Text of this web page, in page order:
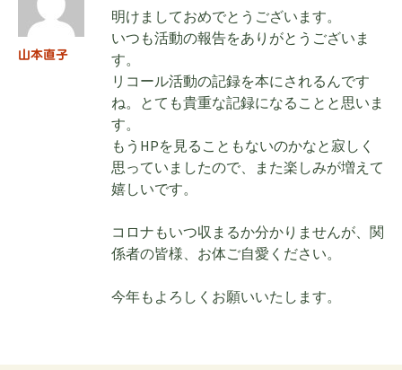
ビ
山本直子
明けましておめでとうございます。
いつも活動の報告をありがとうございま
す。
リコール活動の記録を本にされるんです
ね。とても貴重な記録になることと思いま
す。
もうHPを見ることもないのかなと寂しく
思っていましたので、また楽しみが増えて
嬉しいです。
コロナもいつ収まるか分かりませんが、関
係者の皆様、お体ご自愛ください。
今年もよろしくお願いいたします。